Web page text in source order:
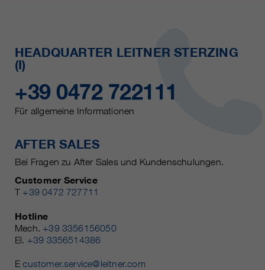
HEADQUARTER LEITNER STERZING
(I)
+39 0472 722111
Für allgemeine Informationen
AFTER SALES
Bei Fragen zu After Sales und Kundenschulungen.
Customer Service
T +39 0472 727711
Hotline
Mech. +39 3356156050
El. +39 3356514386
Ecustomer.service@leitner.com